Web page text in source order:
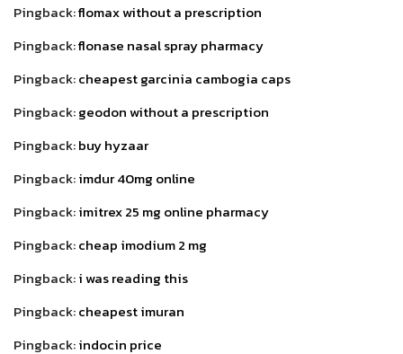
Pingback:flomax without a prescription
Pingback:flonase nasal spray pharmacy
Pingback:cheapest garcinia cambogia caps
Pingback:geodon without a prescription
Pingback:buy hyzaar
Pingback:imdur 40mg online
Pingback:imitrex 25 mg online pharmacy
Pingback:cheap imodium 2 mg
Pingback:i was reading this
Pingback:cheapest imuran
Pingback:indocin price